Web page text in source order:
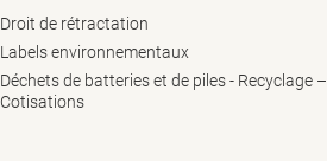
Droit de rétractation
Labels environnementaux
Déchets de batteries et de piles - Recyclage –
Cotisations